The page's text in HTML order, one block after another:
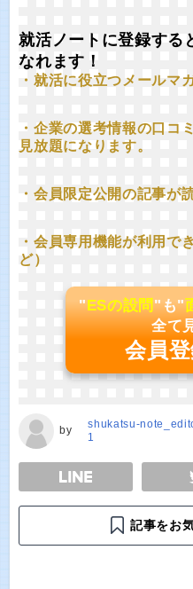
就活ノートに登録する
なれます！
・就活に役立つメールマ
・企業の選考情報の口コ
見放題になります。
・会員限定公開の記事が
・会員専用機能が利用で
ど）
"ESの設問"も"
全て
会員
by
shukatsu-
1
TWEET
記事をお